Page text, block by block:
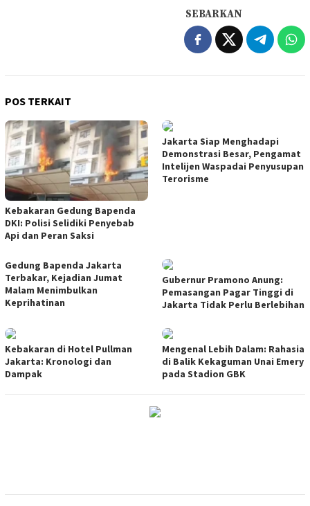
SEBARKAN
POS TERKAIT
Kebakaran Gedung Bapenda
DKI: Polisi Selidiki Penyebab
Api dan Peran Saksi
Jakarta Siap Menghadapi
Demonstrasi Besar, Pengamat
Intelijen Waspadai Penyusupan
Terorisme
Gedung Bapenda Jakarta
Terbakar, Kejadian Jumat
Malam Menimbulkan
Keprihatinan
Gubernur Pramono Anung:
Pemasangan Pagar Tinggi di
Jakarta Tidak Perlu Berlebihan
Kebakaran di Hotel Pullman
Jakarta: Kronologi dan
Dampak
Mengenal Lebih Dalam: Rahasia
di Balik Kekaguman Unai Emery
pada Stadion GBK